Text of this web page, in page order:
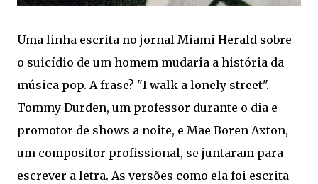
Uma linha escrita no jornal Miami Herald sobre
o suicídio de um homem mudaria a história da
música pop. A frase? "I walk a lonely street".
Tommy Durden, um professor durante o dia e
promotor de shows a noite, e Mae Boren Axton,
um compositor profissional, se juntaram para
escrever a letra. As versões como ela foi escrita